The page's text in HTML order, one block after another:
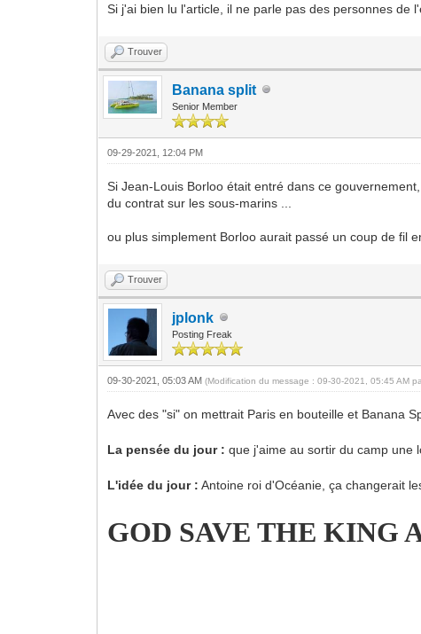
Si j'ai bien lu l'article, il ne parle pas des personnes de
Trouver
Banana split
Senior Member
09-29-2021, 12:04 PM
Si Jean-Louis Borloo était entré dans ce
du contrat sur les sous-marins ...
ou plus simplement Borloo aurait passé un coup de fil
Trouver
jplonk
Posting Freak
09-30-2021, 05:03 AM(Modification du message : 09-30-2021, 05:45 AM
Avec des "si" on mettrait Paris en bouteille et Banana
La pensée du jour : que j'aime au sortir du camp
L'idée du jour : Antoine roi d'Océanie, ça changerait
GOD SAVE THE KING